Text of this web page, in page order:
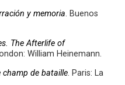
y memoria. Buenos
The Afterlife of
William Heinemann.
champ de bataille. Paris: La